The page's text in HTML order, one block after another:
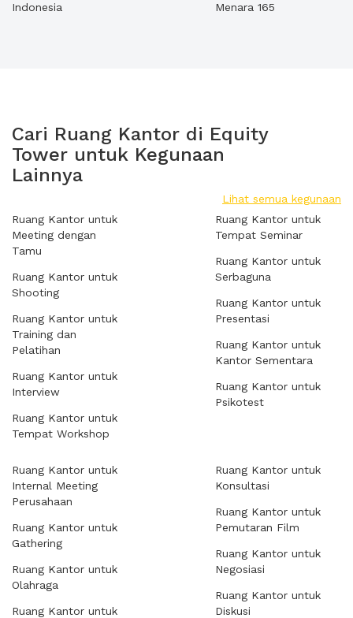
Indonesia
Menara 165
Cari Ruang Kantor di Equity
Tower untuk Kegunaan
Lainnya
Lihat semua kegunaan
Ruang Kantor untuk
Meeting dengan
Tamu
Ruang Kantor untuk
Shooting
Ruang Kantor untuk
Training dan
Pelatihan
Ruang Kantor untuk
Interview
Ruang Kantor untuk
Tempat Workshop
Ruang Kantor untuk
Tempat Seminar
Ruang Kantor untuk
Serbaguna
Ruang Kantor untuk
Presentasi
Ruang Kantor untuk
Kantor Sementara
Ruang Kantor untuk
Psikotest
Ruang Kantor untuk
Internal Meeting
Perusahaan
Ruang Kantor untuk
Gathering
Ruang Kantor untuk
Olahraga
Ruang Kantor untuk
Ruang Kantor untuk
Konsultasi
Ruang Kantor untuk
Pemutaran Film
Ruang Kantor untuk
Negosiasi
Ruang Kantor untuk
Diskusi